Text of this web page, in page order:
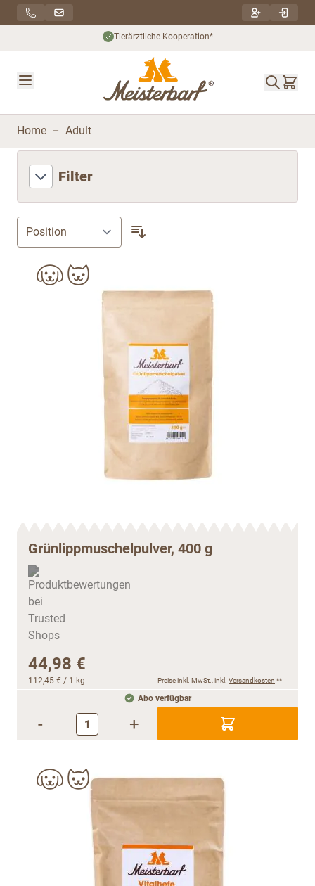
Direkt zum Inhalt
Tierärztliche Kooperation*
Home – Adult
Filter
Grünlippmuschelpulver, 400 g
44,98 €
112,45 € / 1 kg Preise inkl. MwSt., inkl. Versandkosten **
Abo verfügbar
- +